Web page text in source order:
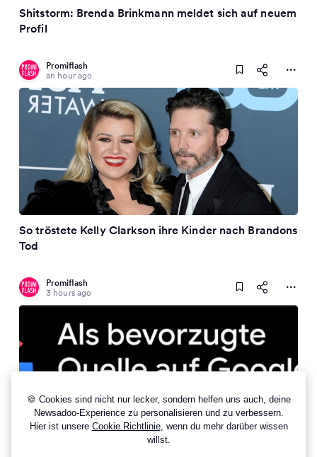
🍪 Cookies sind nicht nur lecker, sondern helfen uns auch, deine
Newsadoo-Experience zu personalisieren und zu verbessern.
Hier ist unsere Cookie Richtlinie, wenn du mehr darüber wissen
willst.
Shitstorm: Brenda Brinkmann meldet sich auf neuem
Profil
Promiflash
an hour ago
So tröstete Kelly Clarkson ihre Kinder nach Brandons
Tod
Promiflash
3 hours ago
9 Other Sources On This Topic
Lange Funkstille: Patrice Aminati gibt Gesundheits-